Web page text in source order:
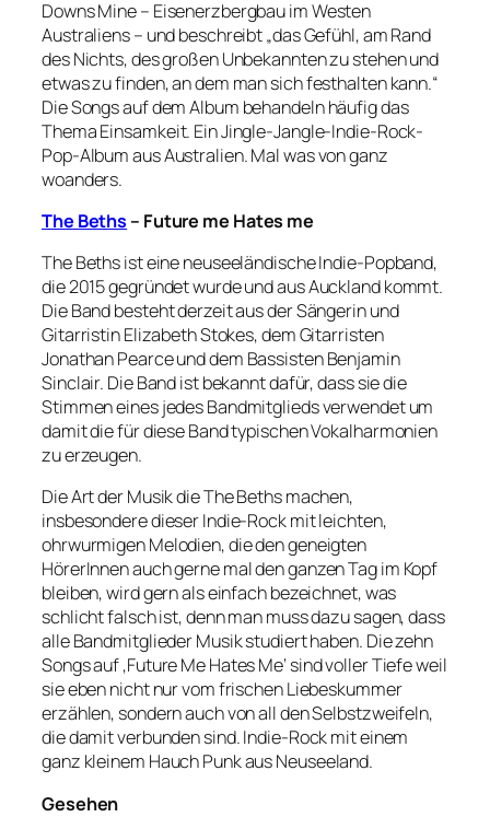
Downs Mine – Eisenerzbergbau im Westen
Australiens – und beschreibt „das Gefühl, am Rand
des Nichts, des großen Unbekannten zu stehen und
etwas zu finden, an dem man sich festhalten kann.“
Die Songs auf dem Album behandeln häufig das
Thema Einsamkeit. Ein Jingle-Jangle-Indie-Rock-
Pop-Album aus Australien. Mal was von ganz
woanders.
The Beths– Future me Hates me
The Beths ist eine neuseeländische Indie-Popband,
die 2015 gegründet wurde und aus Auckland kommt.
Die Band besteht derzeit aus der Sängerin und
Gitarristin Elizabeth Stokes, dem Gitarristen
Jonathan Pearce und dem Bassisten Benjamin
Sinclair. Die Band ist bekannt dafür, dass sie die
Stimmen eines jedes Bandmitglieds verwendet um
damit die für diese Band typischen Vokalharmonien
zu erzeugen.
Die Art der Musik die The Beths machen,
insbesondere dieser Indie-Rock mit leichten,
ohrwurmigen Melodien, die den geneigten
HörerInnen auch gerne mal den ganzen Tag im Kopf
bleiben, wird gern als einfach bezeichnet, was
schlicht falsch ist, denn man muss dazu sagen, dass
alle Bandmitglieder Musik studiert haben. Die zehn
Songs auf ‚Future Me Hates Me‘ sind voller Tiefe weil
sie eben nicht nur vom frischen Liebeskummer
erzählen, sondern auch von all den Selbstzweifeln,
die damit verbunden sind. Indie-Rock mit einem
ganz kleinem Hauch Punk aus Neuseeland.
Gesehen